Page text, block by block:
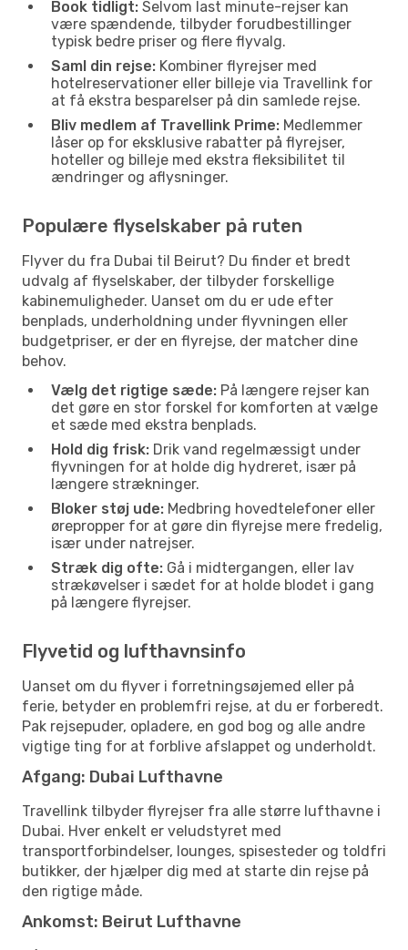
Book tidligt: Selvom last minute-rejser kan
være spændende, tilbyder forudbestillinger
typisk bedre priser og flere flyvalg.
Saml din rejse: Kombiner flyrejser med
hotelreservationer eller billeje via Travellink for
at få ekstra besparelser på din samlede rejse.
Bliv medlem af Travellink Prime: Medlemmer
låser op for eksklusive rabatter på flyrejser,
hoteller og billeje med ekstra fleksibilitet til
ændringer og aflysninger.
Populære flyselskaber på ruten
Flyver du fra Dubai til Beirut? Du finder et bredt
udvalg af flyselskaber, der tilbyder forskellige
kabinemuligheder. Uanset om du er ude efter
benplads, underholdning under flyvningen eller
budgetpriser, er der en flyrejse, der matcher dine
behov.
Vælg det rigtige sæde: På længere rejser kan
det gøre en stor forskel for komforten at vælge
et sæde med ekstra benplads.
Hold dig frisk: Drik vand regelmæssigt under
flyvningen for at holde dig hydreret, især på
længere strækninger.
Bloker støj ude: Medbring hovedtelefoner eller
ørepropper for at gøre din flyrejse mere fredelig,
især under natrejser.
Stræk dig ofte: Gå i midtergangen, eller lav
strækøvelser i sædet for at holde blodet i gang
på længere flyrejser.
Flyvetid og lufthavnsinfo
Uanset om du flyver i forretningsøjemed eller på
ferie, betyder en problemfri rejse, at du er forberedt.
Pak rejsepuder, opladere, en god bog og alle andre
vigtige ting for at forblive afslappet og underholdt.
Afgang: Dubai Lufthavne
Travellink tilbyder flyrejser fra alle større lufthavne i
Dubai. Hver enkelt er veludstyret med
transportforbindelser, lounges, spisesteder og toldfri
butikker, der hjælper dig med at starte din rejse på
den rigtige måde.
Ankomst: Beirut Lufthavne